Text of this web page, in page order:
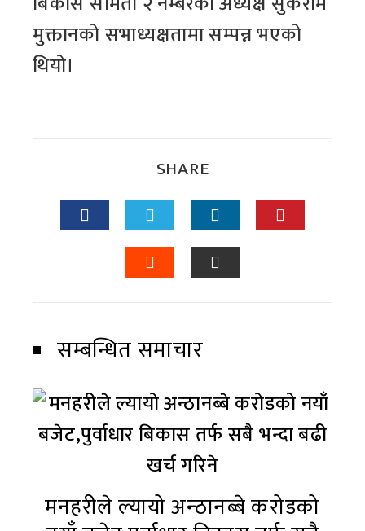
मुक्तानको सभाध्यक्षतामा सम्पन्न भएको
थियो।
SHARE
सम्बन्धित समाचार
मनहरीले ल्यायो अन्ठानब्बे करोडको